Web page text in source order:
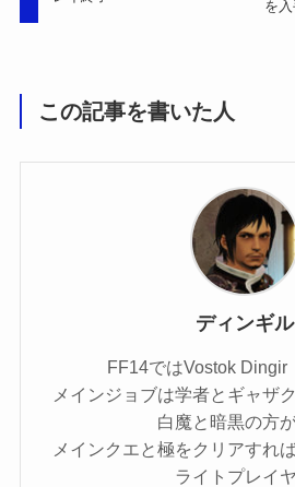
を入
この記事を書いた人
ディンギル
FF14ではVostok
メインジョブは学者とギャザ
白魔と暗黒の方
メインクエと極をクリアすれ
ライトプレイ